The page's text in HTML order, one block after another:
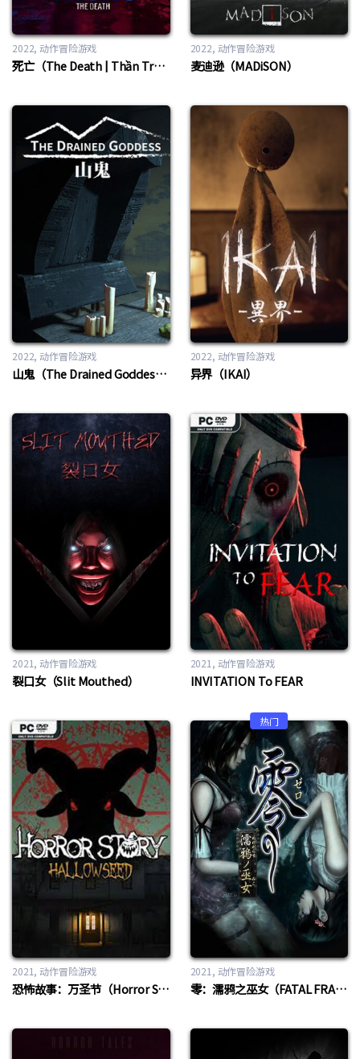
2022 动作冒险游戏
死亡（The Death | Thần Trùng）
2022 动作冒险游戏
麦迪逊（MADiSON）
2022 动作冒险游戏
山鬼（The Drained Goddess）
2022 动作冒险游戏
异界（IKAI）
2021 动作冒险游戏
裂口女（Slit Mouthed）
2021 动作冒险游戏
INVITATION To FEAR
2021 动作冒险游戏
恐怖故事：万圣节（Horror Story: Hallowseed）
热门
2021 动作冒险游戏
零：濡鸦之巫女（FATAL FRAME PROJECT ZERO Maiden of Black Water）